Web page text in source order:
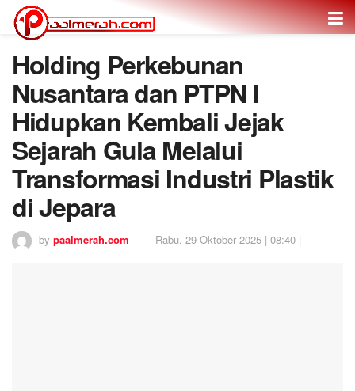
Holding Perkebunan
Nusantara dan PTPN I
Hidupkan Kembali Jejak
Sejarah Gula Melalui
Transformasi Industri Plastik
di Jepara
by paalmerah.com Rabu, 29 Oktober 2025 | 08:40 |